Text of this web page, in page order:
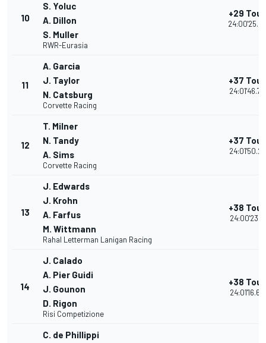
10
S. Yoluc
A. Dillon
S. Muller
RWR-Eurasia
+29
11
A. Garcia
J. Taylor
N. Catsburg
Corvette Racing
+37
12
T. Milner
N. Tandy
A. Sims
Corvette Racing
+37
13
J. Edwards
J. Krohn
A. Farfus
M. Wittmann
Rahal Letterman Lanigan Racing
+38
14
J. Calado
A. Pier Guidi
J. Gounon
D. Rigon
Risi Competizione
+38
C. de Phillippi